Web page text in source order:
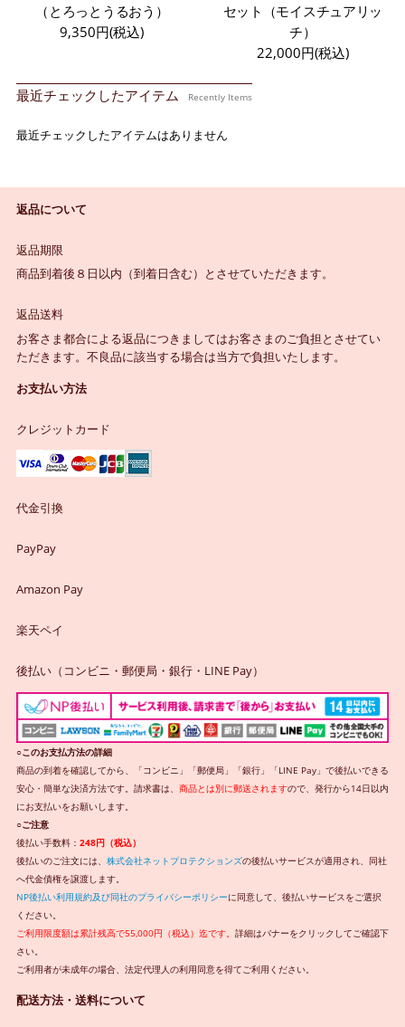
（とろっとうるおう）
9,350円(税込)
セット（モイスチュアリッ
チ）
22,000円(税込)
最近チェックしたアイテム Recently Items
最近チェックしたアイテムはありません
返品について
返品期限
商品到着後８日以内（到着日含む）とさせていただきます。
返品送料
お客さま都合による返品につきましてはお客さまのご負担とさせてい
ただきます。不良品に該当する場合は当方で負担いたします。
お支払い方法
クレジットカード
代金引換
PayPay
Amazon Pay
楽天ペイ
後払い（コンビニ・郵便局・銀行・LINE Pay）
○このお支払方法の詳細
商品の到着を確認してから、「コンビニ」「郵便局」「銀行」「LINE Pay」で後払いできる
安心・簡単な決済方法です。請求書は、 商品とは別に郵送されますので、発行から14日以内
にお支払いをお願いします。
○ご注意
後払い手数料： 248円（税込）
後払いのご注文には、 株式会社ネットプロテクションズの後払いサービスが適用され、同社
へ代金債権を譲渡します。
NP後払い利用規約及び同社のプライバシーポリシーに同意して、後払いサービスをご選択
ください。
ご利用限度額は累計残高で55,000円（税込）迄です。 詳細はバナーをクリックしてご確認下
さい。
ご利用者が未成年の場合、法定代理人の利用同意を得てご利用ください。
配送方法・送料について